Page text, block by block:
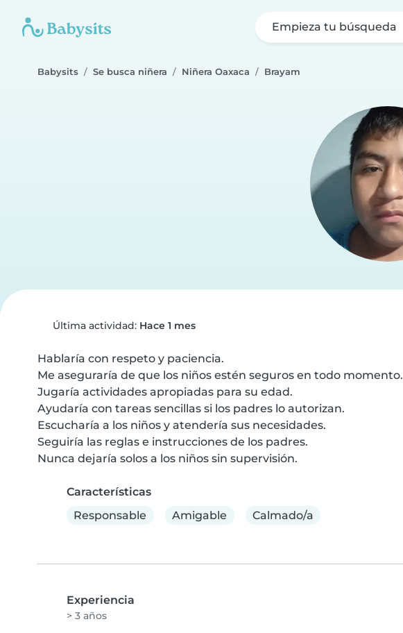
Empieza tu búsqueda
Babysits Se busca niñera Niñera Oaxaca Brayam
Última actividad: Hace 1 mes
Hablaría con respeto y paciencia.
Me aseguraría de que los niños estén seguros en todo momento.
Jugaría actividades apropiadas para su edad.
Ayudaría con tareas sencillas si los padres lo autorizan.
Escucharía a los niños y atendería sus necesidades.
Seguiría las reglas e instrucciones de los padres.
Nunca dejaría solos a los niños sin supervisión.
Características
Responsable
Amigable Calmado/a
Experiencia
> 3 años